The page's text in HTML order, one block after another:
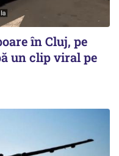
în Cluj, pe
un clip viral pe